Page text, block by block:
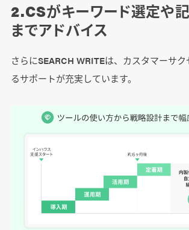
2.CSがキーワード選定や
までアドバイス
さらにSEARCH WRITEは、カスタマーサ
るサポートが充実しています。